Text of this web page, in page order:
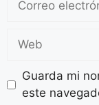
Guarda mi
este